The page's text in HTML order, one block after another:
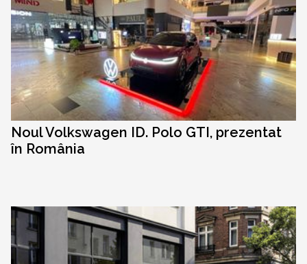
Noul Volkswagen ID. Polo GTI, prezentat
în România